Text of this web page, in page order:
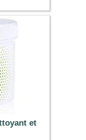
et